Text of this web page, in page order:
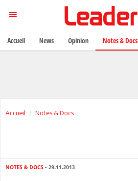
Accueil Notes & Docs
NOTES & DOCS - 29.11.2013
Accueil News Opinion Notes & Docs